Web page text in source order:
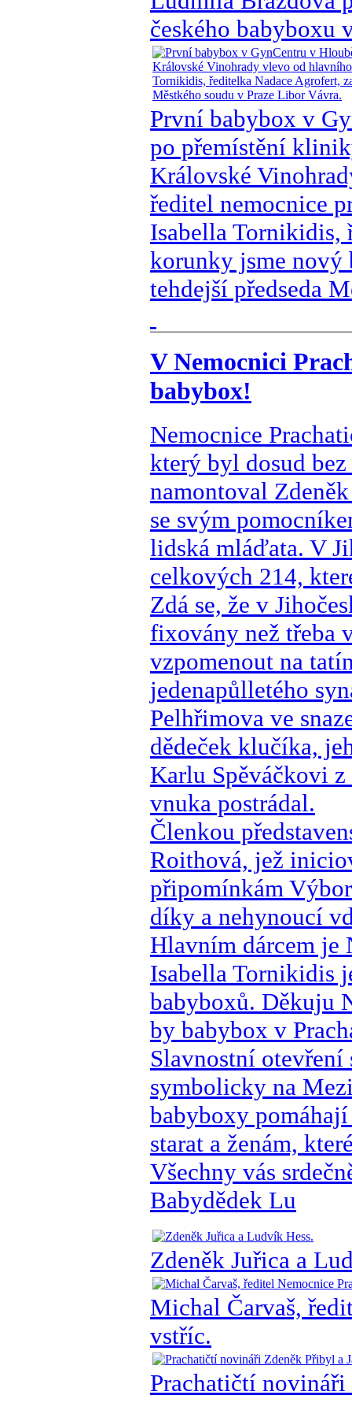
českého
První babybox v
po přemístění
Královské
ředitel nemocnice
Isabella Tornikidis,
korunky jsme nový
tehdejší předseda
V Nemocnici
babybox!
Nemocnice
který byl dosud
namontoval
se svým
lidská mláďata. V
celkových 214,
Zdá se, že v
fixovány než třeba
vzpomenout na
jedenapůlletého
Pelhřimova ve
dědeček klučíka,
Karlu Spěváčkovi z
vnuka postrádal.
Členkou
Roithová, jež
připomínkám
díky a nehynoucí
Hlavním dárcem je
Isabella Tornikidis
babyboxů. Děkuju
by babybox v
Slavnostní otevření
symbolicky na
babyboxy
starat a ženám,
Všechny vás
Babydědek Lu
Zdeněk Juřica a
Michal Čarvaš,
vstříc.
Prachatičtí